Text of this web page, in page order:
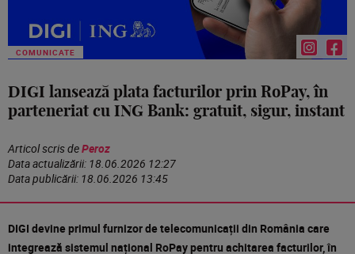
COMUNICATE
DIGI lansează plata facturilor prin RoPay, în
parteneriat cu ING Bank: gratuit, sigur, instant
Articol scris dePeroz
Data actualizării: 18.06.2026 12:27
Data publicării: 18.06.2026 13:45
DIGI devine primul furnizor de telecomunicații din România care
integrează sistemul național RoPay pentru achitarea facturilor, în